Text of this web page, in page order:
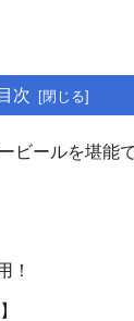
目次
ビールを堪能
！